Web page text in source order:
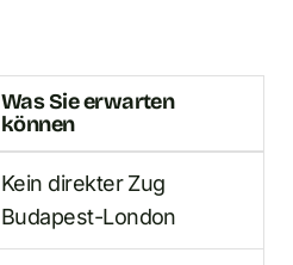
Was Sie erwarten
können
Kein direkter Zug
Budapest-London